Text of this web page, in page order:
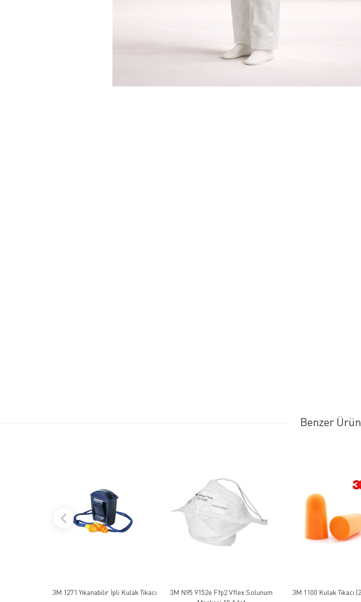
Benzer
3M 1271 Yıkanabilir İpli Kulak Tıkacı
3M N95 9152e Ffp2 Vflex Solunum
3M 1100 Kulak Tıkacı